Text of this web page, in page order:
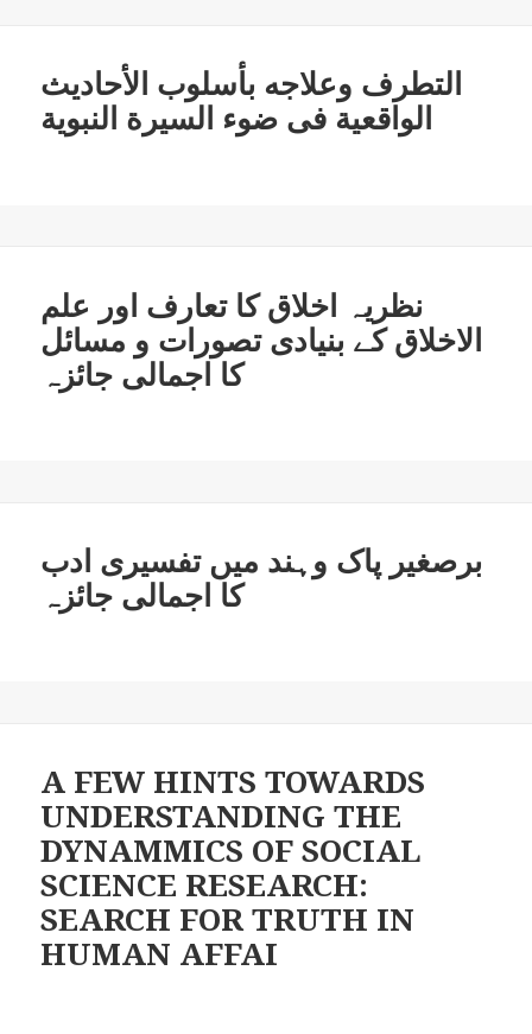
التطرف وعلاجه بأسلوب الأحاديث
الواقعية فى ضوء السيرة النبوية
نظریہ اخلاق کا تعارف اور علم
الاخلاق کے بنیادی تصورات و مسائل
کا اجمالی جائزہ
برصغیر پاک وہند میں تفسیری ادب
کا اجمالی جائزہ
A FEW HINTS TOWARDS
UNDERSTANDING THE
DYNAMMICS OF SOCIAL
SCIENCE RESEARCH:
SEARCH FOR TRUTH IN
HUMAN AFFAI